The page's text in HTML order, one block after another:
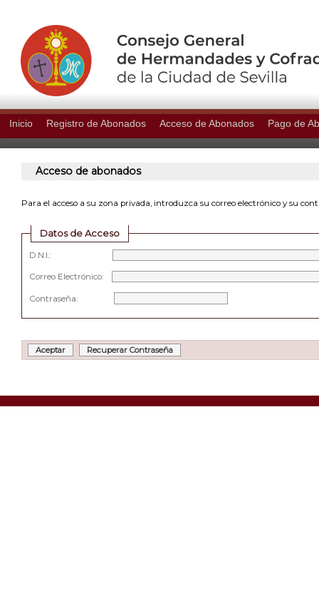
Inicio Registro de Abonados Acceso de Abonados Pago de
Acceso de abonados
Para el acceso a su zona privada, introduzca su correo electrónico y su
Datos de Acceso
D.N.I.:
Correo Electrónico:
Contraseña: